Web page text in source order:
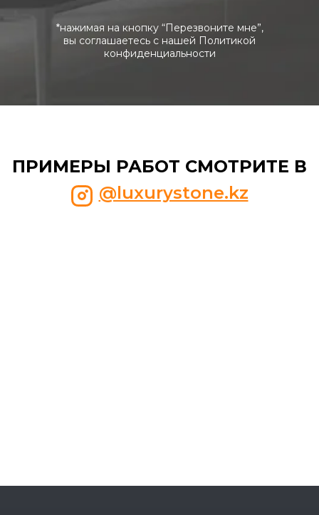
*нажимая на кнопку “Перезвоните мне”,
вы соглашаетесь с нашей Политикой
конфиденциальности
ПРИМЕРЫ РАБОТ СМОТРИТЕ В
@luxurystone.kz